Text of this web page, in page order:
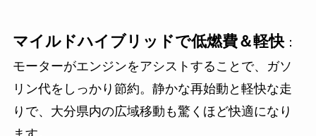
マイルドハイブリッドで低燃費＆軽快：
モーターがエンジンをアシストすることで、ガソ
リン代をしっかり節約。静かな再始動と軽快な走
りで、大分県内の広域移動も驚くほど快適になり